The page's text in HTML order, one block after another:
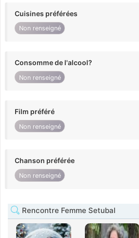
Cuisines préférées
Non renseigné
Consomme de l'alcool?
Non renseigné
Film préféré
Non renseigné
Chanson préférée
Non renseigné
Rencontre Femme Setubal